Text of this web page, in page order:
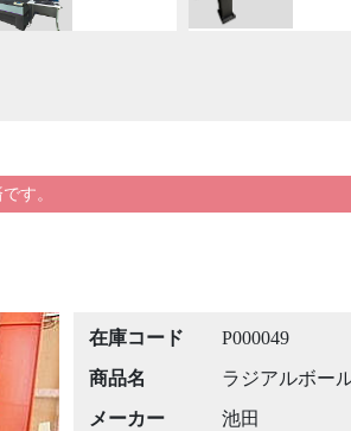
す。
在庫コード
P000049
商品名
ラジアルボー
メーカー
池田